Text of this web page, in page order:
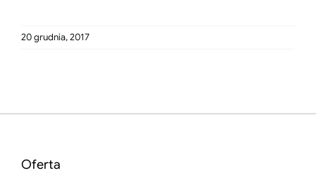
20 grudnia, 2017
Oferta